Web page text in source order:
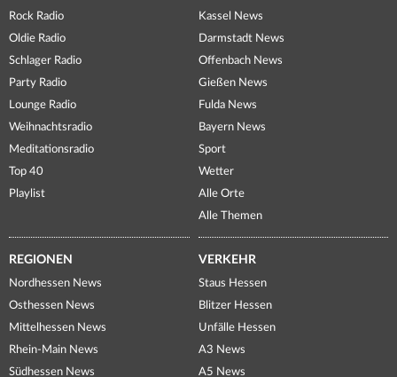
Rock Radio
Oldie Radio
Schlager Radio
Party Radio
Lounge Radio
Weihnachtsradio
Meditationsradio
Top 40
Playlist
Kassel News
Darmstadt News
Offenbach News
Gießen News
Fulda News
Bayern News
Sport
Wetter
Alle Orte
Alle Themen
REGIONEN
Nordhessen News
Osthessen News
Mittelhessen News
Rhein-Main News
Südhessen News
VERKEHR
Staus Hessen
Blitzer Hessen
Unfälle Hessen
A3 News
A5 News